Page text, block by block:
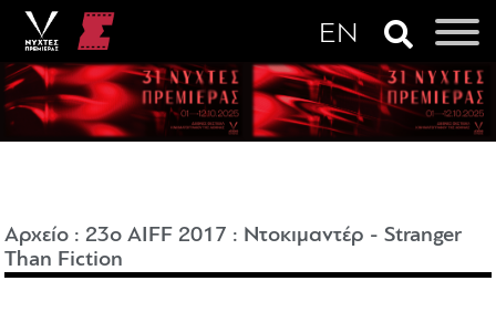
Αρχείο :23o AIFF 2017 : Ντοκιμαντέρ - Stranger
Than Fiction